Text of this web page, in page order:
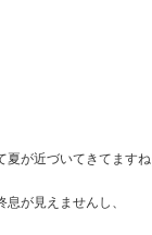
夏が近づいてきてますね
が見えませんし、